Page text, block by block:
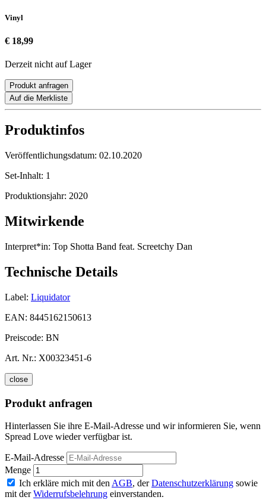
Vinyl
€ 18,99
Derzeit nicht auf Lager
Produkt anfragen
Auf die Merkliste
Produktinfos
Veröffentlichungsdatum: 02.10.2020
Set-Inhalt: 1
Produktionsjahr: 2020
Mitwirkende
Interpret*in: Top Shotta Band feat. Screetchy Dan
Technische Details
Label: Liquidator
EAN: 8445162150613
Preiscode: BN
Art. Nr.: X00323451-6
close
Produkt anfragen
Hinterlassen Sie ihre E-Mail-Adresse und wir informieren Sie, wenn
Spread Love wieder verfügbar ist.
E-Mail-Adresse
Menge
Ich erkläre mich mit den AGB, derDatenschutzerklärung sowie
mit derWiderrufsbelehrung einverstanden.